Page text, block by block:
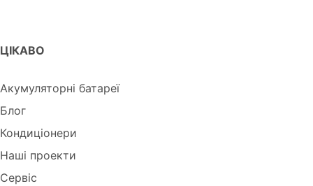
Контакти
ЦІКАВО
Акумуляторні батареї
Блог
Кондиціонери
Наші проекти
Сервіс